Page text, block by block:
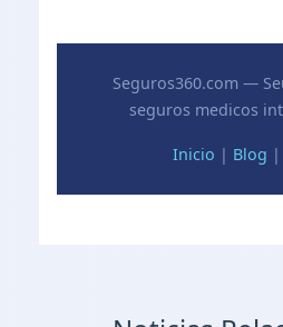
Seguros360.com —
seguros medicos
Inicio | Blog |